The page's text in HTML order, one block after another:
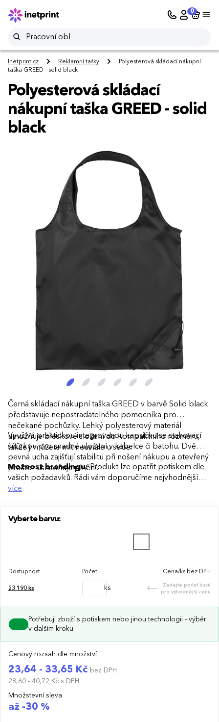
0
Inetprint.cz Reklamní tašky
Polyesterová skládací nákupní
taška GREED - solid black
Polyesterová skládací
nákupní taška GREED - solid
black
Černá skládací nákupní taška GREED v barvě Solid black
představuje nepostradatelného pomocníka pro
nečekané pochůzky. Lehký polyesterový materiál
umožňuje bleskové složení do kompaktního rozměru,
takže ji můžete mít neustále u sebe.
Využívá praktickou integrovanou kapsičku se stahovací
šňůrkou pro snadné uložení v kabelce či batohu. Dvě
pevná ucha zajišťují stabilitu při nošení nákupu a otevřený
prostor usnadňuje plnění.
Možnost brandingu:Produkt lze opatřit potiskem dle
vašich požadavků. Rádi vám doporučíme nejvhodnější
technologii potisku s ohledem na design i váš rozpočet.
více
Vyberte barvu:
Dostupnost Počet Cena/ks bez DPH
23 190 ks ks
Zadejte počet kusů
pro výhodnější cenu
Potřebuji zboží s potiskem nebo jinou technologii - výběr
v dalším kroku
Cenový rozsah dle množství
23,64 - 33,65 Kč bez DPH
28,60 - 40,72 Kč s DPH
Množstevní sleva
až -30 %